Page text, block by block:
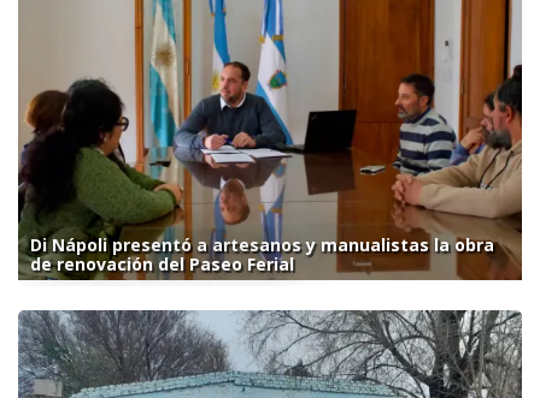
Di Nápoli presentó a artesanos y manualistas la obra
de renovación del Paseo Ferial